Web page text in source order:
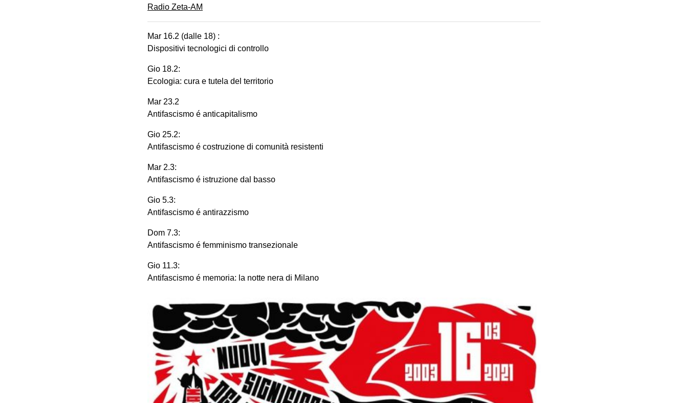
Radio Zeta-AM
Mar 16.2 (dalle 18) :
Dispositivi tecnologici di controllo
Gio 18.2:
Ecologia: cura e tutela del territorio
Mar 23.2
Antifascismo é anticapitalismo
Gio 25.2:
Antifascismo é costruzione di comunità resistenti
Mar 2.3:
Antifascismo é istruzione dal basso
Gio 5.3:
Antifascismo é antirazzismo
Dom 7.3:
Antifascismo é femminismo transezionale
Gio 11.3:
Antifascismo é memoria: la notte nera di Milano